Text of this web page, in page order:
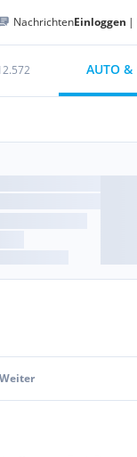
NachrichtenEinloggen |
AUTO &
Weiter